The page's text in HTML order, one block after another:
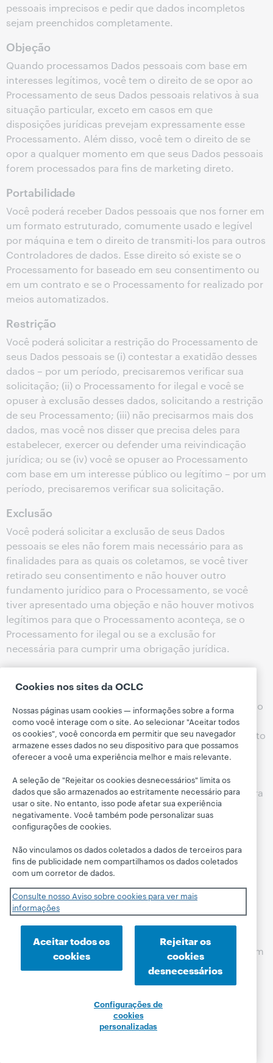
pessoais imprecisos e pedir que dados incompletos
sejam preenchidos completamente.
Objeção
Quando processamos Dados pessoais com base em
interesses legítimos, você tem o direito de se opor ao
Processamento de seus Dados pessoais relativos à sua
situação particular, exceto em casos em que
disposições jurídicas prevejam expressamente esse
Processamento. Além disso, você tem o direito de se
opor a qualquer momento em que seus Dados pessoais
forem processados para fins de marketing direto.
Portabilidade
Você poderá receber Dados pessoais que nos forner em
um formato estruturado, comumente usado e legível
por máquina e tem o direito de transmiti-los para outros
Controladores de dados. Esse direito só existe se o
Processamento for baseado em seu consentimento ou
em um contrato e se o Processamento for realizado por
meios automatizados.
Restrição
Você poderá solicitar a restrição do Processamento de
seus Dados pessoais se (i) contestar a exatidão desses
dados – por um período, precisaremos verificar sua
solicitação; (ii) o Processamento for ilegal e você se
opuser à exclusão desses dados, solicitando a restrição
de seu Processamento; (iii) não precisarmos mais dos
dados, mas você nos disser que precisa deles para
estabelecer, exercer ou defender uma reivindicação
jurídica; ou se (iv) você se opuser ao Processamento
com base em um interesse público ou legítimo – por um
período, precisaremos verificar sua solicitação.
Exclusão
Você poderá solicitar a exclusão de seus Dados
pessoais se eles não forem mais necessário para as
finalidades para as quais os coletamos, se você tiver
retirado seu consentimento e não houver outro
fundamento jurídico para o Processamento, se você
tiver apresentado uma objeção e não houver motivos
legítimos para que o Processamento aconteça, se o
Processamento for ilegal ou se a exclusão for
necessária para cumprir uma obrigação jurídica.
Direito de apresentar uma queixa
Você também tem o direito de apresentar uma queixa
junto a uma autoridade de supervisão, em particular no
Estado membro da UE de sua residência ou no Reino
Unido, ou no local onde ocorreu a situação que é objeto
da queixa.
Direito de recusar ou retirar consentimento
Observe que, caso solicitemos seu consentimento para
determinado Processamento, você será livre para
recusar o consentimento e poderá retirar o
consequências adversas. A legalidade de qualquer
Processamento de seus Dados pessoais que tiver
será afetada.
Contato
Se tiver alguma dúvida sobre nossas políticas, entre em
ou escreva para:
ATTN: Legal/Privacy Officer
Dublin, Ohio 43017-3395
Cookies nos sites da OCLC
Nossas páginas usam cookies — informações sobre a forma
como você interage com o site. Ao selecionar "Aceitar todos
os cookies", você concorda em permitir que seu navegador
armazene esses dados no seu dispositivo para que possamos
oferecer a você uma experiência melhor e mais relevante.
A seleção de "Rejeitar os cookies desnecessários" limita os
dados que são armazenados ao estritamente necessário para
usar o site. No entanto, isso pode afetar sua experiência
negativamente. Você também pode personalizar suas
configurações de cookies.
Não vinculamos os dados coletados a dados de terceiros para
fins de publicidade nem compartilhamos os dados coletados
com um corretor de dados.
Consulte nosso Aviso sobre cookies para ver mais
informações
Aceitar todos os
cookies
Rejeitar os
cookies
desnecessários
Configurações de
cookies
personalizadas